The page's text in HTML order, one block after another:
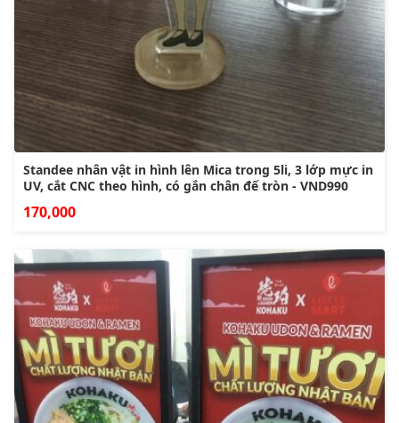
Standee nhân vật in hình lên Mica trong 5li, 3 lớp mực in
UV, cắt CNC theo hình, có gắn chân đế tròn - VND990
170,000